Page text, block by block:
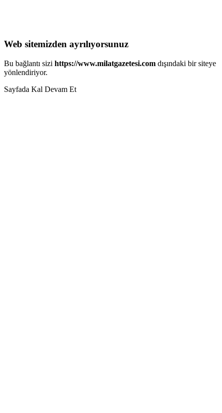
Web sitemizden ayrılıyorsunuz
Bu bağlantı sizi https://www.milatgazetesi.com dışındaki bir siteye
yönlendiriyor.
Sayfada Kal Devam Et